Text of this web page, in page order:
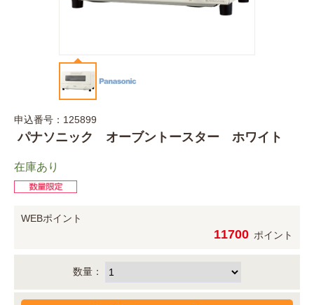
申込番号：125899
パナソニック オーブントースター ホワイト
在庫あり
WEBポイント
11700 ポイント
数量：